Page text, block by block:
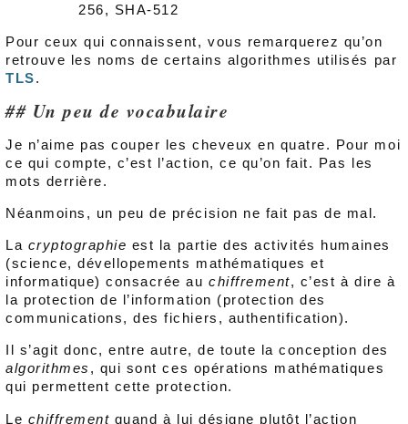
256, SHA-512
Pour ceux qui connaissent, vous remarquerez qu’on
retrouve les noms de certains algorithmes utilisés par
TLS.
Un peu de vocabulaire
Je n’aime pas couper les cheveux en quatre. Pour moi
ce qui compte, c’est l’action, ce qu’on fait. Pas les
mots derrière.
Néanmoins, un peu de précision ne fait pas de mal.
La cryptographie est la partie des activités humaines
(science, dévellopements mathématiques et
informatique) consacrée auchiffrement, c’est à dire à
la protection de l’information (protection des
communications, des fichiers, authentification).
Il s’agit donc, entre autre, de toute la conception des
algorithmes , qui sont ces opérations mathématiques
qui permettent cette protection.
Le chiffrement quand à lui désigne plutôt l’action